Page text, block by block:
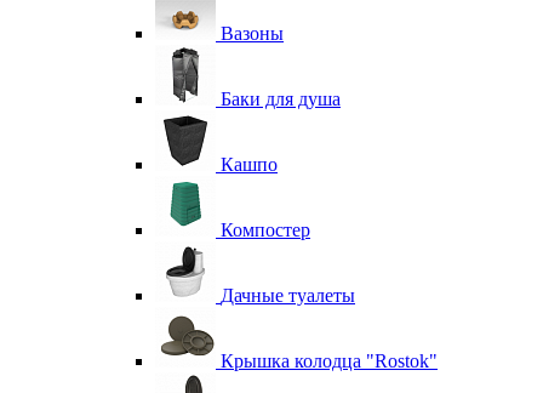
Вазоны
Баки для душа
Кашпо
Компостер
Дачные туалеты
Крышка колодца "Rostok"